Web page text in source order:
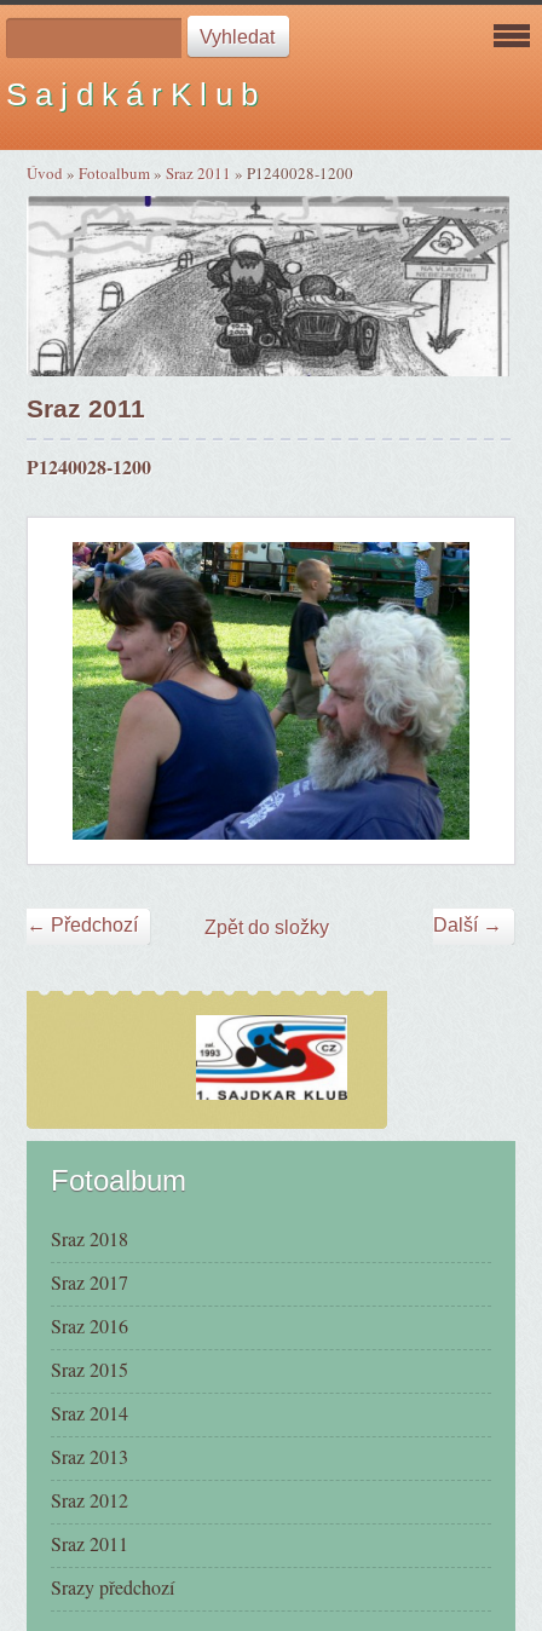
S a j d k á r K l u b
Úvod »Fotoalbum»Sraz 2011 »P1240028-1200
Sraz 2011
P1240028-1200
← Předchozí Další →
Zpět do složky
Fotoalbum
Sraz 2018
Sraz 2017
Sraz 2016
Sraz 2015
Sraz 2014
Sraz 2013
Sraz 2012
Sraz 2011
Srazy předchozí